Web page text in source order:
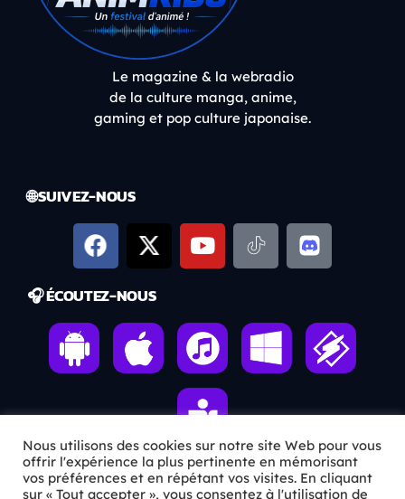
Le magazine & la webradio
de la culture manga, anime,
gaming et pop culture japonaise.
🌐 SUIVEZ-NOUS
🎧 ÉCOUTEZ-NOUS
Nous utilisons des cookies sur notre site Web pour vous
offrir l'expérience la plus pertinente en mémorisant
vos préférences et en répétant vos visites. En cliquant
sur « Tout accepter », vous consentez à l'utilisation de